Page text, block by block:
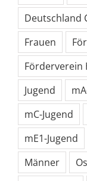
Deutschland
Frauen
Förderverein
Jugend
mC-Jugend
mE1-Jugend
Männer